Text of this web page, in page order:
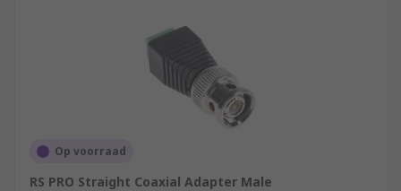
Op voorraad
RS PRO Straight Coaxial Adapter Male